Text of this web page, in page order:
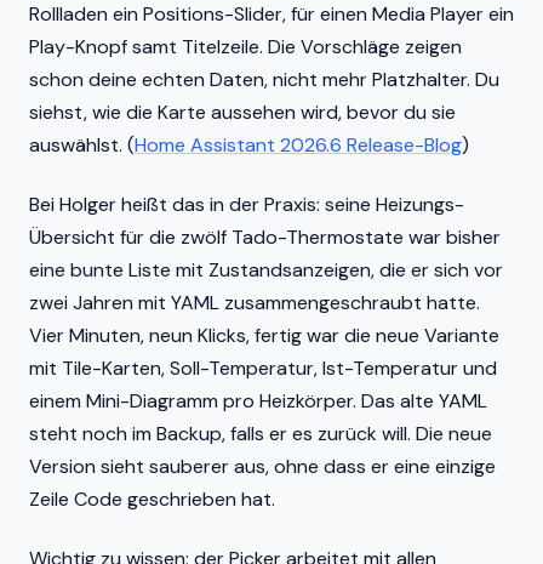
Rollladen ein Positions-Slider, für einen Media Player ein
Play-Knopf samt Titelzeile. Die Vorschläge zeigen
schon deine echten Daten, nicht mehr Platzhalter. Du
siehst, wie die Karte aussehen wird, bevor du sie
auswählst. (Home Assistant 2026.6 Release-Blog)
Bei Holger heißt das in der Praxis: seine Heizungs-
Übersicht für die zwölf Tado-Thermostate war bisher
eine bunte Liste mit Zustandsanzeigen, die er sich vor
zwei Jahren mit YAML zusammengeschraubt hatte.
Vier Minuten, neun Klicks, fertig war die neue Variante
mit Tile-Karten, Soll-Temperatur, Ist-Temperatur und
einem Mini-Diagramm pro Heizkörper. Das alte YAML
steht noch im Backup, falls er es zurück will. Die neue
Version sieht sauberer aus, ohne dass er eine einzige
Zeile Code geschrieben hat.
Wichtig zu wissen: der Picker arbeitet mit allen